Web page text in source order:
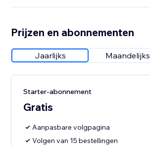
Prijzen en abonnementen
Jaarlijks Maandelijks
Starter-abonnement
Gratis
Aanpasbare volgpagina
Volgen van 15 bestellingen